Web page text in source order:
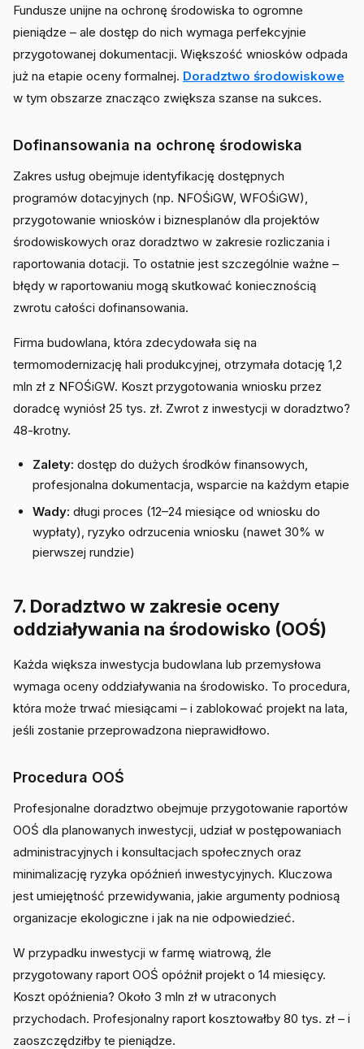
Fundusze unijne na ochronę środowiska to ogromne
pieniądze – ale dostęp do nich wymaga perfekcyjnie
przygotowanej dokumentacji. Większość wniosków odpada
już na etapie oceny formalnej. Doradztwo środowiskowe
w tym obszarze znacząco zwiększa szanse na sukces.
Dofinansowania na ochronę środowiska
Zakres usług obejmuje identyfikację dostępnych
programów dotacyjnych (np. NFOŚiGW, WFOŚiGW),
przygotowanie wniosków i biznesplanów dla projektów
środowiskowych oraz doradztwo w zakresie rozliczania i
raportowania dotacji. To ostatnie jest szczególnie ważne –
błędy w raportowaniu mogą skutkować koniecznością
zwrotu całości dofinansowania.
Firma budowlana, która zdecydowała się na
termomodernizację hali produkcyjnej, otrzymała dotację 1,2
mln zł z NFOŚiGW. Koszt przygotowania wniosku przez
doradcę wyniósł 25 tys. zł. Zwrot z inwestycji w doradztwo?
48-krotny.
Zalety: dostęp do dużych środków finansowych,
profesjonalna dokumentacja, wsparcie na każdym etapie
Wady: długi proces (12–24 miesiące od wniosku do
wypłaty), ryzyko odrzucenia wniosku (nawet 30% w
pierwszej rundzie)
7. Doradztwo w zakresie oceny
oddziaływania na środowisko (OOŚ)
Każda większa inwestycja budowlana lub przemysłowa
wymaga oceny oddziaływania na środowisko. To procedura,
która może trwać miesiącami – i zablokować projekt na lata,
jeśli zostanie przeprowadzona nieprawidłowo.
Procedura OOŚ
Profesjonalne doradztwo obejmuje przygotowanie raportów
OOŚ dla planowanych inwestycji, udział w postępowaniach
administracyjnych i konsultacjach społecznych oraz
minimalizację ryzyka opóźnień inwestycyjnych. Kluczowa
jest umiejętność przewidywania, jakie argumenty podniosą
organizacje ekologiczne i jak na nie odpowiedzieć.
W przypadku inwestycji w farmę wiatrową, źle
przygotowany raport OOŚ opóźnił projekt o 14 miesięcy.
Koszt opóźnienia? Około 3 mln zł w utraconych
przychodach. Profesjonalny raport kosztowałby 80 tys. zł – i
zaoszczędziłby te pieniądze.